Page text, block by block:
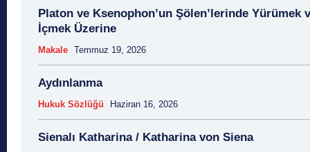
Platon ve Ksenophon’un Şölen’lerinde Yürümek
İçmek Üzerine
Makale Temmuz 19, 2026
Aydınlanma
Hukuk Sözlüğü Haziran 16, 2026
Sienalı Katharina / Katharina von Siena